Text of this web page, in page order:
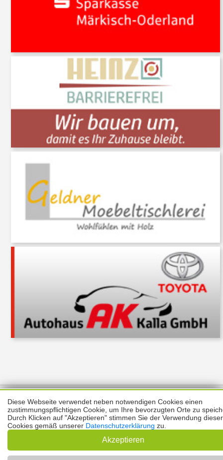
Kontakt
Impressum
🌙 Dark Mode
Copyright © 2026 |Prinzmediaconcept.de
Diese Webseite verwendet neben notwendigen Cookies einen
zustimmungspflichtigen Cookie, um Ihre bevorzugten Orte zu
Durch Klicken auf "Akzeptieren" stimmen Sie der Verwendung dieser
Cookies gemäß unserer Datenschutzerklärung zu.
Akzeptieren